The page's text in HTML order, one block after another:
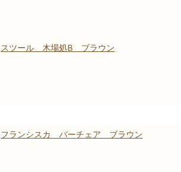
スツール 木場処B ブラウン
フランシスカ バーチェア ブラウン